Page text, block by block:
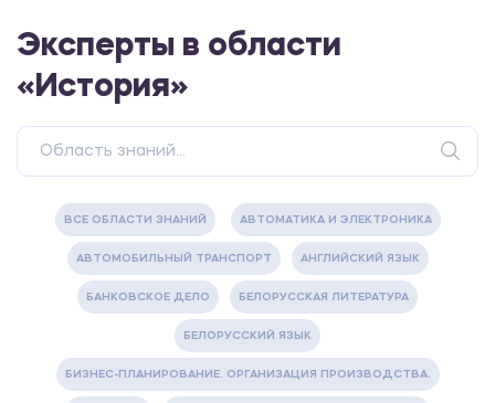
Эксперты в области
«История»
ВСЕ ОБЛАСТИ ЗНАНИЙ АВТОМАТИКА И ЭЛЕКТРОНИКА
АВТОМОБИЛЬНЫЙ ТРАНСПОРТ АНГЛИЙСКИЙ ЯЗЫК
БАНКОВСКОЕ ДЕЛО БЕЛОРУССКАЯ ЛИТЕРАТУРА
БЕЛОРУССКИЙ ЯЗЫК
БИЗНЕС-ПЛАНИРОВАНИЕ. ОРГАНИЗАЦИЯ ПРОИЗВОДСТВА.